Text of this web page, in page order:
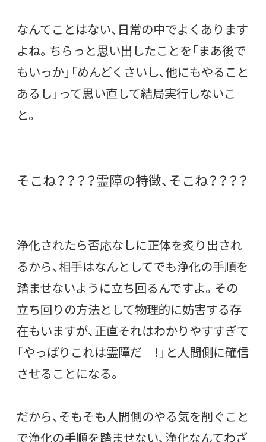
なんてことはない、日常の中でよくあります
よね。ちらっと思い出したことを「まあ後で
もいっか」「めんどくさいし、他にもやること
あるし」って思い直して結局実行しないこ
と。
そこね？？？？霊障の特徴、そこね？？？？
浄化されたら否応なしに正体を炙り出され
るから、相手はなんとしてでも浄化の手順を
踏ませないように立ち回るんですよ。その
立ち回りの方法として物理的に妨害する存
在もいますが、正直それはわかりやすすぎて
「やっぱりこれは霊障だ＿！」と人間側に確信
させることになる。
だから、そもそも人間側のやる気を削ぐこと
で浄化の手順を踏ませない、浄化なんてわざ